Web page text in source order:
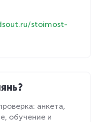
stoimost-
анкета,
обучение и